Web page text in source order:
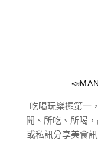
吃喝玩樂擺第一
聞、所吃、所喝
或私訊分享美食